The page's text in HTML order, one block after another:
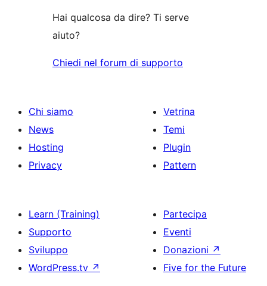
Hai qualcosa da dire? Ti serve
aiuto?
Chiedi nel forum di supporto
Chi siamo
News
Hosting
Privacy
Vetrina
Temi
Plugin
Pattern
Learn (Training)
Supporto
Sviluppo
WordPress.tv ↗
Partecipa
Eventi
Donazioni ↗
Five for the Future